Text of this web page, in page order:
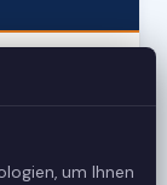
um Ihnen